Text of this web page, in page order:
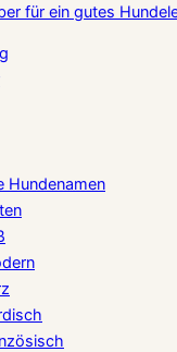
für ein gutes
Hundenamen